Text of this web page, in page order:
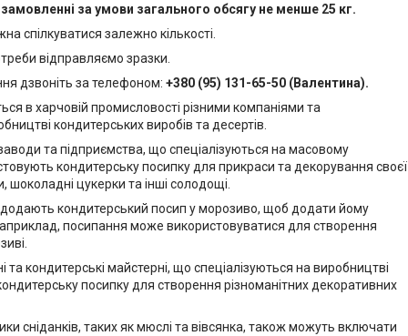
за умови загального обсягу не менше 25 кг.
спілкуватися залежно кількості.
відправляємо зразки.
дзвоніть за телефоном: +380 (95) 131-65-50 (Валентина).
в харчовій промисловості різними компаніями та
кондитерських виробів та десертів.
та підприємства, що спеціалізуються на масовому
кондитерську посипку для прикраси та декорування своєї
шоколадні цукерки та інші солодощі.
кондитерський посип у морозиво, щоб додати йому
посипання може використовуватися для створення
та кондитерські майстерні, що спеціалізуються на виробництві
посипку для створення різноманітних декоративних
сніданків, таких як мюслі та вівсянка, також можуть включати